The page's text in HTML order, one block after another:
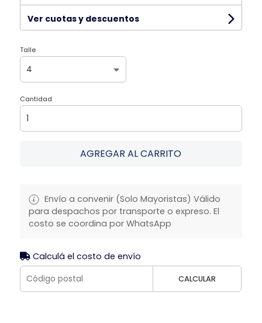
Ver cuotas y descuentos
Talle
Cantidad
AGREGAR AL CARRITO
Envío a convenir (Solo Mayoristas) Válido
para despachos por transporte o expreso. El
costo se coordina por WhatsApp
Calculá el costo de envío
CALCULAR